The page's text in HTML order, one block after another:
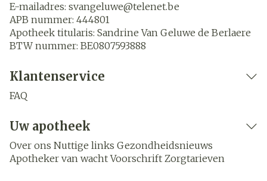
E-mailadres: svangeluwe@telenet.be
APB nummer: 444801
Apotheek titularis: Sandrine Van Geluwe de Berlaere
BTW nummer: BE0807593888
Klantenservice
FAQ
Uw apotheek
Over ons Nuttige links Gezondheidsnieuws
Apotheker van wacht Voorschrift Zorgtarieven